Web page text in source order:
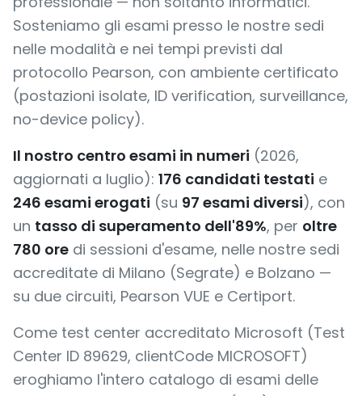
Sosteniamo gli esami presso le nostre sedi
nelle modalità e nei tempi previsti dal
protocollo Pearson, con ambiente certificato
(postazioni isolate, ID verification, surveillance,
no-device policy).
Il nostro centro esami in numeri (2026,
aggiornati a luglio): 176 candidati testati e
246 esami erogati (su 97 esami diversi), con
un tasso di superamento dell'89%, per oltre
780 ore di sessioni d'esame, nelle nostre sedi
accreditate di Milano (Segrate) e Bolzano —
su due circuiti, Pearson VUE e Certiport.
Come test center accreditato Microsoft (Test
Center ID 89629, clientCode MICROSOFT)
eroghiamo l'intero catalogo di esami delle